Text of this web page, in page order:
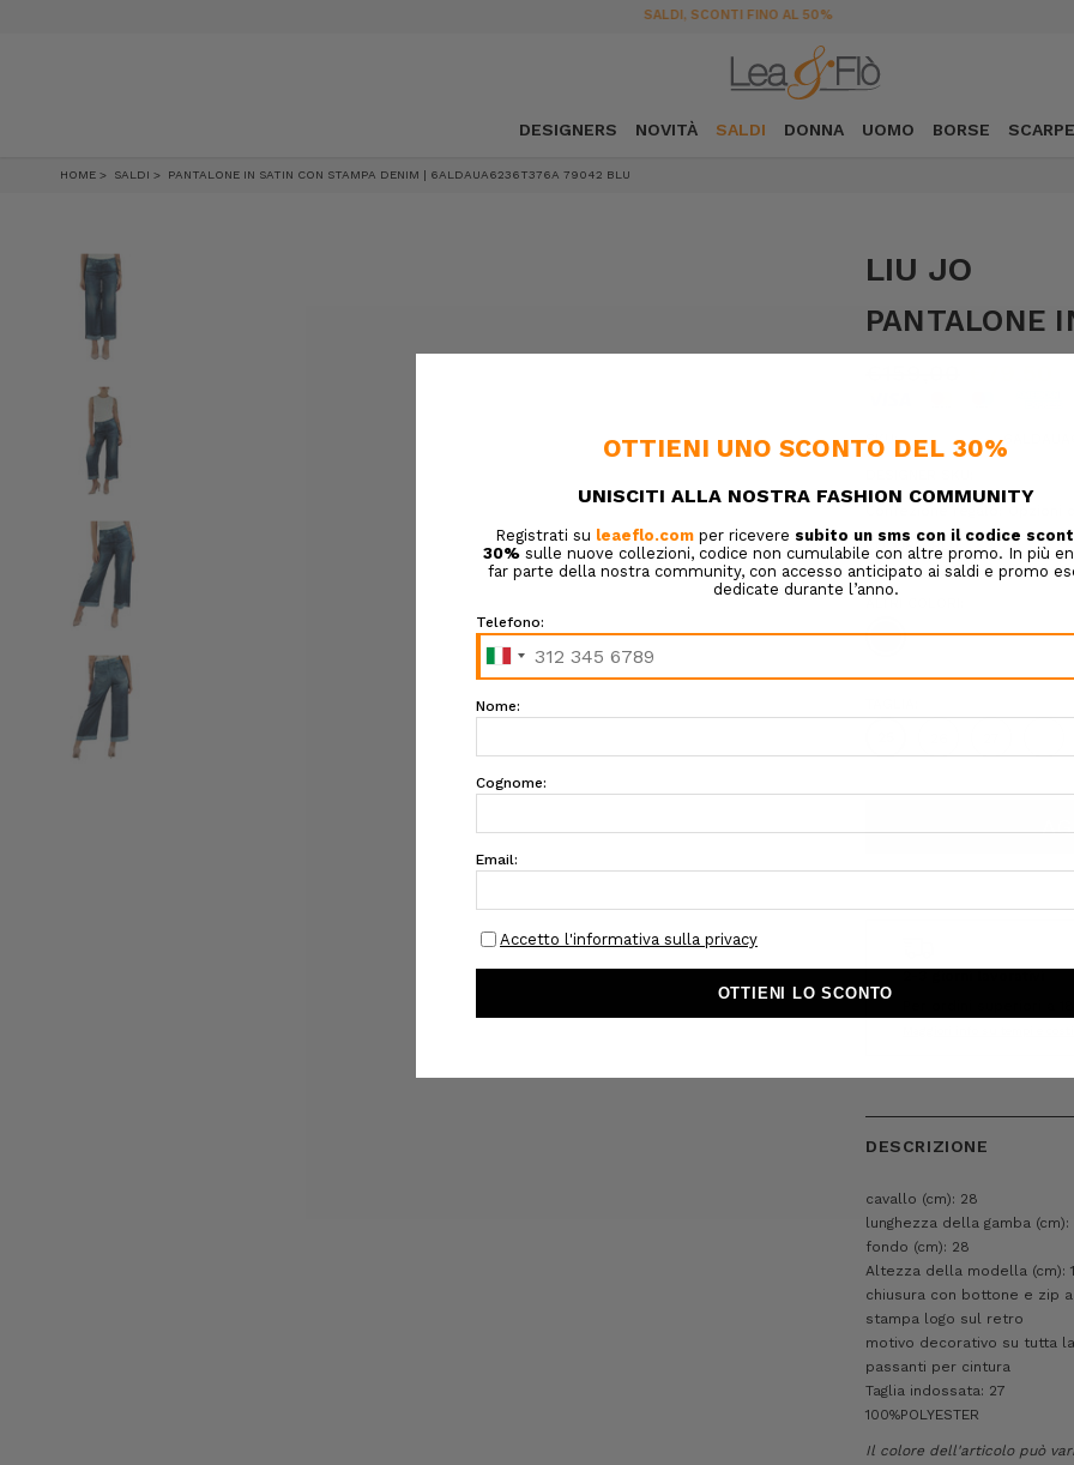
SPEDIZIONE GRATUITA DA 189€ IN ITALIA
DESIGNERS NOVITÀ SALDI DONNA UOMO BORSE SCARPE
HOME SALDI PANTALONE IN SATIN CON STAMPA DENIM | 6ALDAUA6236T376A 79042 BLU
LIU JO
PANTALONE
SKU:
COLORE:BLU
Hurry!
DESCRIZIONE
cavallo (cm): 28
lunghezza della gamba (cm):
fondo (cm): 28
Altezza della modella (cm):
chiusura con bottone e zip
stampa logo sul retro
motivo decorativo su tutta
passanti per cintura
Taglia indossata: 27
100%POLYESTER
Il colore dell'articolo può